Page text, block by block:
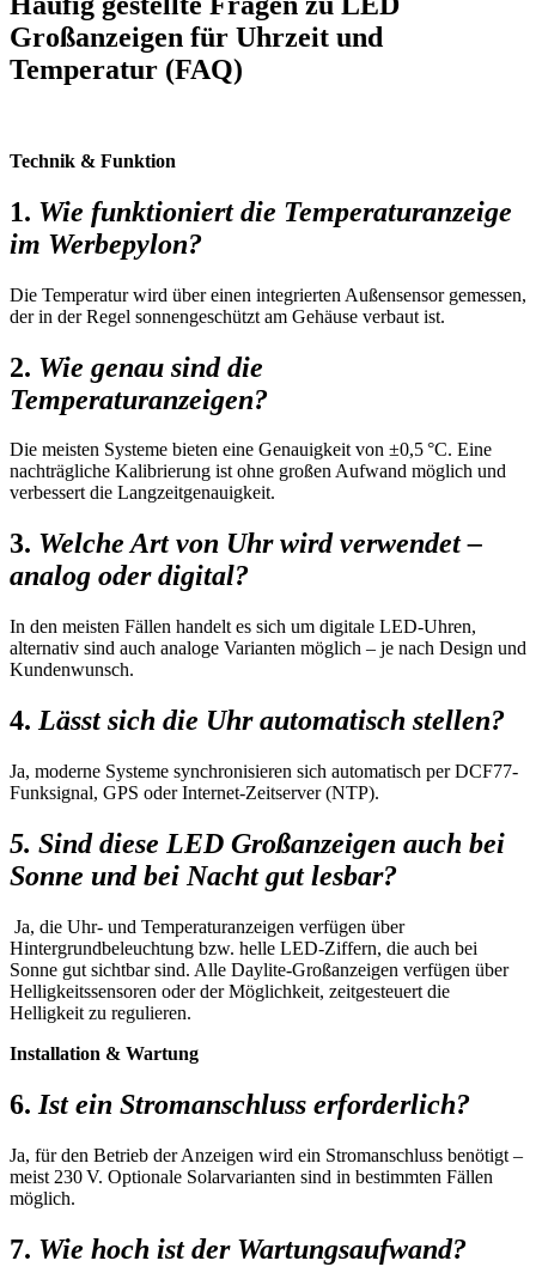
Großanzeigen für Uhrzeit und
Temperatur (FAQ)
Technik & Funktion
1. Wie funktioniert die Temperaturanzeige
im Werbepylon?
Die Temperatur wird über einen integrierten Außensensor gemessen,
der in der Regel sonnengeschützt am Gehäuse verbaut ist.
2. Wie genau sind die
Temperaturanzeigen?
Die meisten Systeme bieten eine Genauigkeit von ±0,5 °C. Eine
nachträgliche Kalibrierung ist ohne großen Aufwand möglich und
verbessert die Langzeitgenauigkeit.
3. Welche Art von Uhr wird verwendet –
analog oder digital?
In den meisten Fällen handelt es sich um digitale LED-Uhren,
alternativ sind auch analoge Varianten möglich – je nach Design und
Kundenwunsch.
4. Lässt sich die Uhr automatisch stellen?
Ja, moderne Systeme synchronisieren sich automatisch per DCF77-
Funksignal, GPS oder Internet-Zeitserver (NTP).
5. Sind diese LED Großanzeigen auch bei
Sonne und bei Nacht gut lesbar?
Ja, die Uhr- und Temperaturanzeigen verfügen über
Hintergrundbeleuchtung bzw. helle LED-Ziffern, die auch bei
Sonne gut sichtbar sind. Alle Daylite-Großanzeigen verfügen über
Helligkeitssensoren oder der Möglichkeit, zeitgesteuert die
Helligkeit zu regulieren.
Installation & Wartung
6. Ist ein Stromanschluss erforderlich?
Ja, für den Betrieb der Anzeigen wird ein Stromanschluss benötigt –
meist 230 V. Optionale Solarvarianten sind in bestimmten Fällen
möglich.
7. Wie hoch ist der Wartungsaufwand?